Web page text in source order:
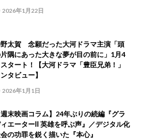
2026年1月22日
太賀 念願だった大河ドラマ主演「頭
隅にあった大きな夢が目の前に」1月4
タート！【大河ドラマ「豊臣兄弟！」
タビュー】
2026年1月1日
週末映画コラム】24年ぶりの続編『グラ
エーターⅡ 英雄を呼ぶ声』／デジタル化
の功罪を鋭く描いた『本心』